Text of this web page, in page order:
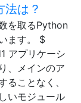
法は？
を取るPython
ます。 $
アプリケーシ
、メインのア
ることなく、
いモジュール